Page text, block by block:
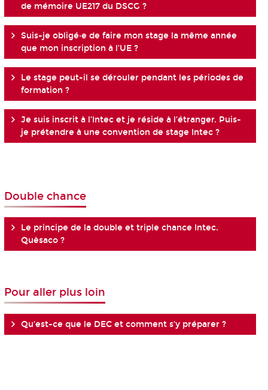
de mémoire UE217 du DSCG ?
Suis-je obligé·e de faire mon stage la même année
que mon inscription à l’UE ?
Le stage peut-il se dérouler pendant les périodes de
formation ?
Je suis inscrit à l’Intec et je réside à l’étranger. Puis-
je prétendre à une convention de stage Intec ?
Double chance
Le principe de la double et triple chance Intec.
Quèsaco ?
Pour aller plus loin
Qu’est-ce que le DEC et comment s’y préparer ?